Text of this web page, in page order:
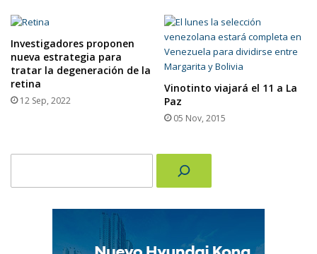
Investigadores proponen
nueva estrategia para
tratar la degeneración de la
retina
12 Sep, 2022
Vinotinto viajará el 11 a La
Paz
05 Nov, 2015